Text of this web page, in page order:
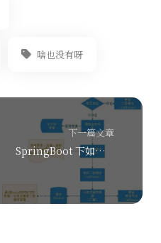
啥也没有呀
下一篇文章
SpringBoot 下如何实现 Redis + Caffeine 二级分布式高性能缓存